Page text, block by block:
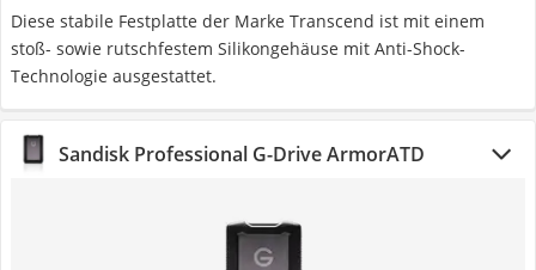
Diese stabile Festplatte der Marke Transcend ist mit einem
stoß- sowie rutschfestem Silikongehäuse mit Anti-Shock-
Technologie ausgestattet.
Sandisk Professional G-Drive ArmorATD